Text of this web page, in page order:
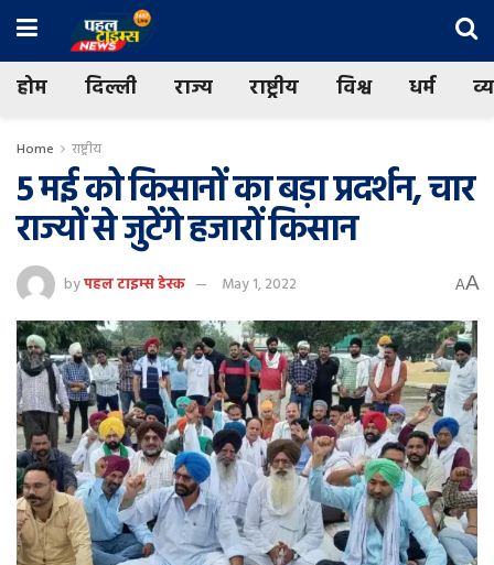
होम दिल्ली राज्य राष्ट्रीय विश्व धर्म
Home राष्ट्रीय
5 मई को किसानों का बड़ा प्रदर्शन, चार
राज्यों से जुटेंगे हजारों किसान
byपहल टाइम्स डेस्क May 1, 2022 AA